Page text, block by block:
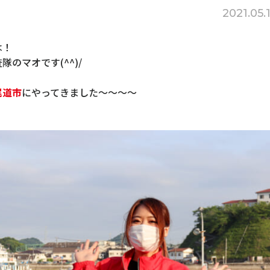
のマオです(^^)/
市にやってきました～～～～